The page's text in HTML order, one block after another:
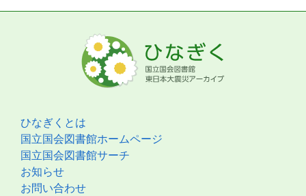
ひなぎくとは
国立国会図書館ホームページ
国立国会図書館サーチ
お知らせ
お問い合わせ